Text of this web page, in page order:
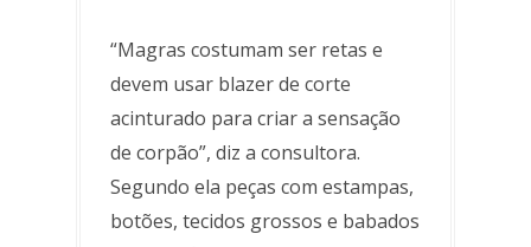
“Magras costumam ser retas e
devem usar blazer de corte
acinturado para criar a sensação
de corpão”, diz a consultora.
Segundo ela peças com estampas,
botões, tecidos grossos e babados